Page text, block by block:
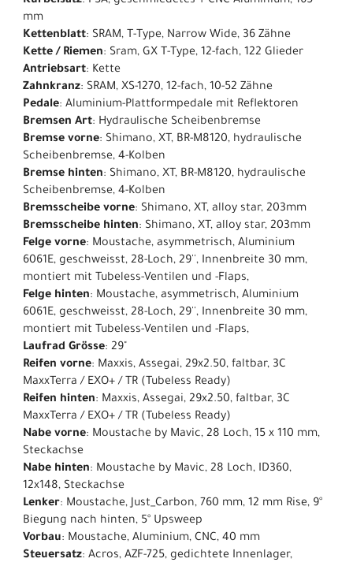
mm
Kettenblatt: SRAM, T-Type, Narrow Wide, 36 Zähne
Kette / Riemen: Sram, GX T-Type, 12-fach, 122 Glieder
Antriebsart: Kette
Zahnkranz: SRAM, XS-1270, 12-fach, 10-52 Zähne
Pedale: Aluminium-Plattformpedale mit Reflektoren
Bremsen Art: Hydraulische Scheibenbremse
Bremse vorne: Shimano, XT, BR-M8120, hydraulische
Scheibenbremse, 4-Kolben
Bremse hinten: Shimano, XT, BR-M8120, hydraulische
Scheibenbremse, 4-Kolben
Bremsscheibe vorne: Shimano, XT, alloy star, 203mm
Bremsscheibe hinten: Shimano, XT, alloy star, 203mm
Felge vorne: Moustache, asymmetrisch, Aluminium
6061E, geschweisst, 28-Loch, 29'', Innenbreite 30 mm,
montiert mit Tubeless-Ventilen und -Flaps,
Felge hinten: Moustache, asymmetrisch, Aluminium
6061E, geschweisst, 28-Loch, 29'', Innenbreite 30 mm,
montiert mit Tubeless-Ventilen und -Flaps,
Laufrad Grösse: 29"
Reifen vorne: Maxxis, Assegai, 29x2.50, faltbar, 3C
MaxxTerra / EXO+ / TR (Tubeless Ready)
Reifen hinten: Maxxis, Assegai, 29x2.50, faltbar, 3C
MaxxTerra / EXO+ / TR (Tubeless Ready)
Nabe vorne: Moustache by Mavic, 28 Loch, 15 x 110 mm,
Steckachse
Nabe hinten: Moustache by Mavic, 28 Loch, ID360,
12x148, Steckachse
Lenker: Moustache, Just_Carbon, 760 mm, 12 mm Rise, 9°
Biegung nach hinten, 5° Upsweep
Vorbau: Moustache, Aluminium, CNC, 40 mm
Steuersatz: Acros, AZF-725, gedichtete Innenlager,